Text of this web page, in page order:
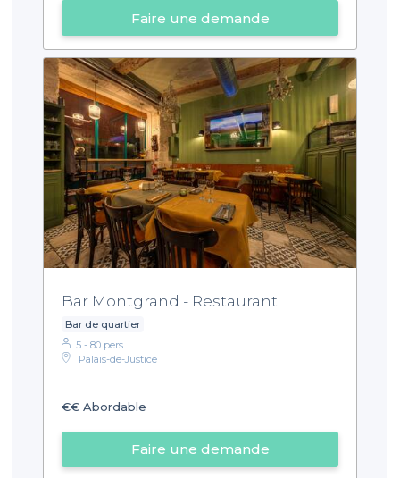
Faire une demande
Bar Montgrand - Restaurant
Bar de quartier
5 - 80 pers.
Palais-de-Justice
€€ Abordable
Faire une demande